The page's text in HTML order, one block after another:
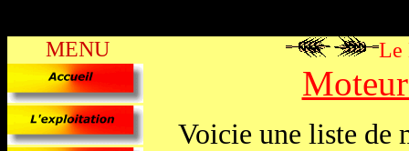
MENU Le
Voicie une liste de